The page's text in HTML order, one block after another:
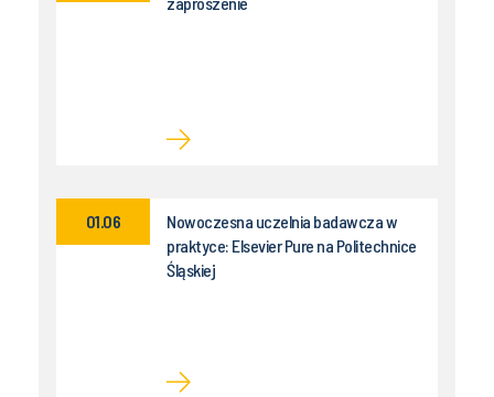
Nowoczesna uczelnia badawcza w
praktyce: Elsevier Pure na Politechnice
Śląskiej
01.06